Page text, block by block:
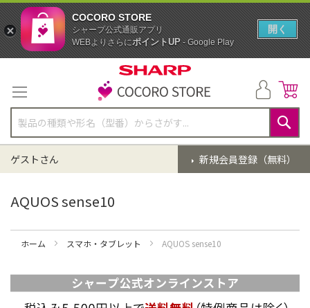
テ
ン
ツ
に
ス
キ
ッ
検
索
新規会員登録（無料）
ゲストさん
AQUOS sense10
ホーム スマホ・タブレット AQUOS sense10
COCORO STORE
シャープ公式通販アプリ
WEBよりさらにポイントUP- Google Play
開く